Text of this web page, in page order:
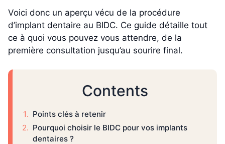
Voici donc un aperçu vécu de la procédure
d’implant dentaire au BIDC. Ce guide détaille tout
ce à quoi vous pouvez vous attendre, de la
première consultation jusqu’au sourire final.
Contents
Points clés à retenir
Pourquoi choisir le BIDC pour vos implants
dentaires ?